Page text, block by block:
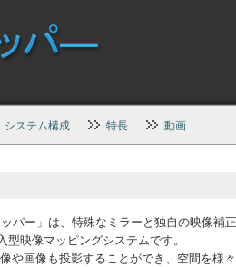
システム構成 特長 動画
パー」は、特殊なミラーと独自の映像補
映像マッピングシステムです。
や画像も投影することができ、空間を様